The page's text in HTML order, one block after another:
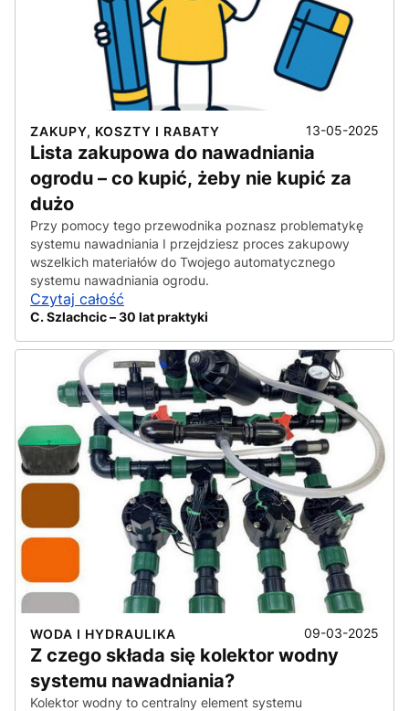
ZAKUPY, KOSZTY I RABATY 13-05-2025
Lista zakupowa do nawadniania
ogrodu – co kupić, żeby nie kupić za
dużo
Przy pomocy tego przewodnika poznasz problematykę
systemu nawadniania I przejdziesz proces zakupowy
wszelkich materiałów do Twojego automatycznego
systemu nawadniania ogrodu.
Czytaj całość
C. Szlachcic – 30 lat praktyki
WODA I HYDRAULIKA 09-03-2025
Z czego składa się kolektor wodny
systemu nawadniania?
Kolektor wodny to centralny element systemu